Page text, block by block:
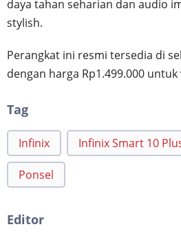
daya tahan seharian dan audio
stylish.
Perangkat ini resmi tersedia di
dengan harga Rp1.499.000 untuk
Tag
Infinix Infinix Smart 10
Ponsel
Editor